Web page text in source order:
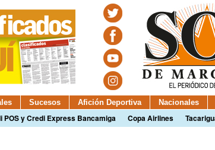
Sucesos Afición Deportiva Nacionales
POS y Credi Express Bancamiga Copa Airlines